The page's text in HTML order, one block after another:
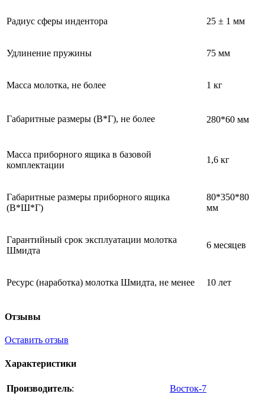
Радиус сферы индентора 25 ± 1 мм
Удлинение пружины 75 мм
Масса молотка, не более 1 кг
Габаритные размеры (В*Г), не более 280*60 мм
Масса приборного ящика в базовой
комплектации
1,6 кг
Габаритные размеры приборного ящика
(В*Ш*Г)
80*350*80
мм
Гарантийный срок эксплуатации молотка
Шмидта
6 месяцев
Ресурс (наработка) молотка Шмидта, не менее 10 лет
Отзывы
Оставить отзыв
Характеристики
Производитель: Восток-7